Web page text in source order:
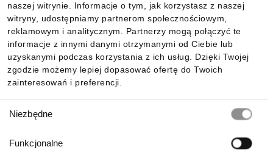
naszej witrynie. Informacje o tym, jak korzystasz z naszej
witryny, udostępniamy partnerom społecznościowym,
reklamowym i analitycznym. Partnerzy mogą połączyć te
informacje z innymi danymi otrzymanymi od Ciebie lub
uzyskanymi podczas korzystania z ich usług. Dzięki Twojej
zgodzie możemy lepiej dopasować ofertę do Twoich
zainteresowań i preferencji.
zgody
Niezbędne
Funkcjonalne